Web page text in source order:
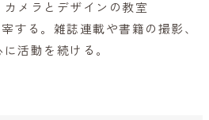
メラとデザインの教室
する。雑誌連載や書籍の撮影、
活動を続ける。